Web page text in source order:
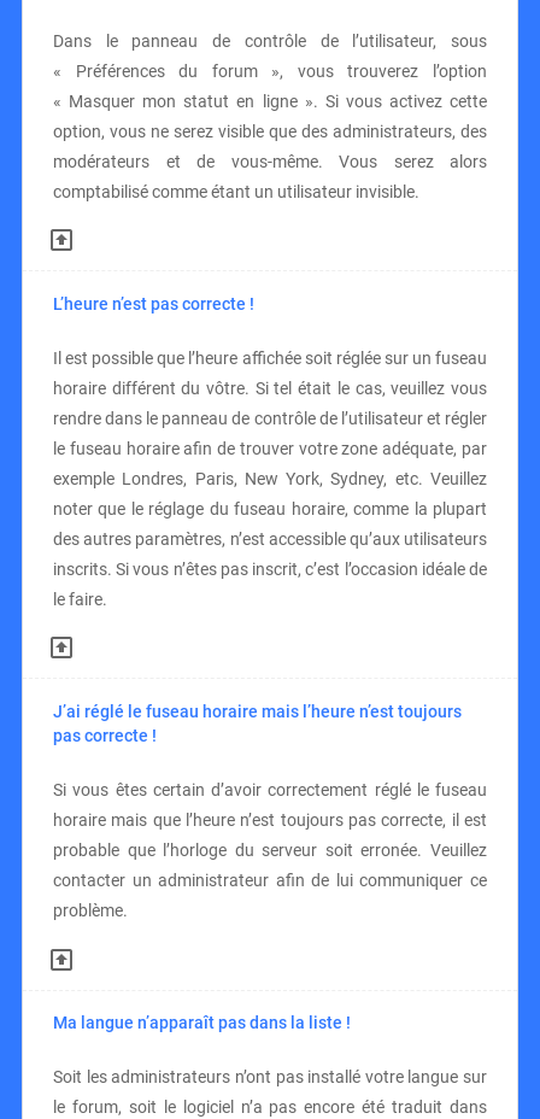
Dans le panneau de contrôle de l’utilisateur, sous
« Préférences du forum », vous trouverez l’option
« Masquer mon statut en ligne ». Si vous activez cette
option, vous ne serez visible que des administrateurs, des
modérateurs et de vous-même. Vous serez alors
comptabilisé comme étant un utilisateur invisible.
L’heure n’est pas correcte !
Il est possible que l’heure affichée soit réglée sur un fuseau
horaire différent du vôtre. Si tel était le cas, veuillez vous
rendre dans le panneau de contrôle de l’utilisateur et régler
le fuseau horaire afin de trouver votre zone adéquate, par
exemple Londres, Paris, New York, Sydney, etc. Veuillez
noter que le réglage du fuseau horaire, comme la plupart
des autres paramètres, n’est accessible qu’aux utilisateurs
inscrits. Si vous n’êtes pas inscrit, c’est l’occasion idéale de
le faire.
J’ai réglé le fuseau horaire mais l’heure n’est toujours
pas correcte !
Si vous êtes certain d’avoir correctement réglé le fuseau
horaire mais que l’heure n’est toujours pas correcte, il est
probable que l’horloge du serveur soit erronée. Veuillez
contacter un administrateur afin de lui communiquer ce
problème.
Ma langue n’apparaît pas dans la liste !
Soit les administrateurs n’ont pas installé votre langue sur
le forum, soit le logiciel n’a pas encore été traduit dans